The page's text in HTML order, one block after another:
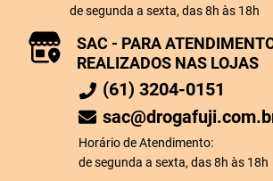
de segunda a sexta, das 8h às 18h
SAC - PARA
REALIZADOS NAS LOJAS
(61) 3204-0151
Horário de Atendimento:
de segunda a sexta, das 8h às 18h